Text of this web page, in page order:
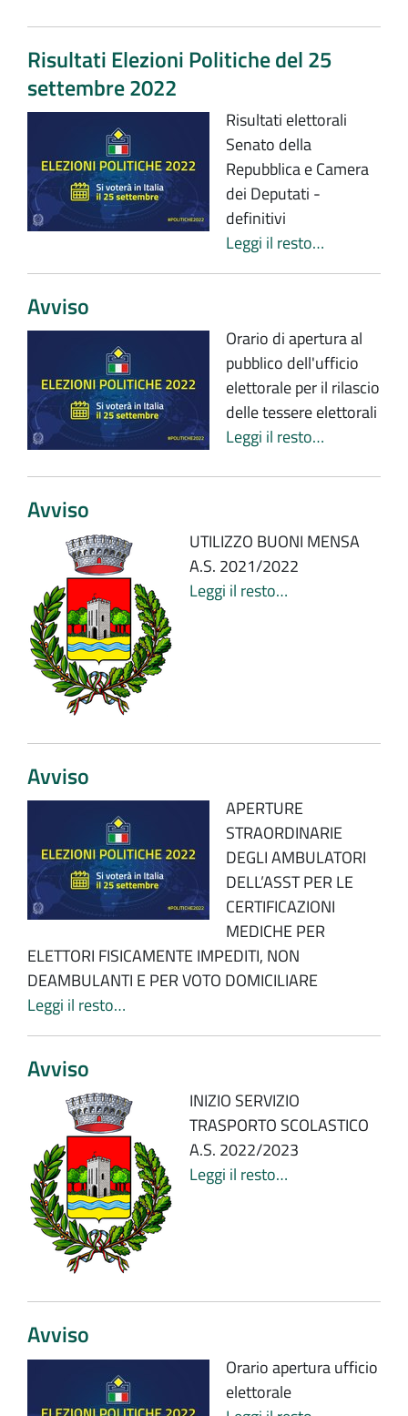
Risultati Elezioni Politiche del 25
settembre 2022
Risultati elettorali
Senato della
Repubblica e Camera
dei Deputati -
definitivi
Leggi il resto…
Avviso
Orario di apertura al
pubblico dell'ufficio
elettorale per il rilascio
delle tessere elettorali
Leggi il resto…
Avviso
UTILIZZO BUONI MENSA
A.S. 2021/2022
Leggi il resto…
Avviso
APERTURE
STRAORDINARIE
DEGLI AMBULATORI
DELL’ASST PER LE
CERTIFICAZIONI
MEDICHE PER
ELETTORI FISICAMENTE IMPEDITI, NON
DEAMBULANTI E PER VOTO DOMICILIARE
Leggi il resto…
Avviso
INIZIO SERVIZIO
TRASPORTO SCOLASTICO
A.S. 2022/2023
Leggi il resto…
Avviso
Orario apertura ufficio
elettorale